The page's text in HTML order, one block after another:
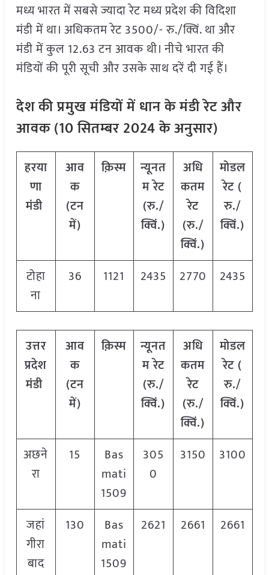
मध्य भारत में सबसे ज्यादा रेट मध्य प्रदेश की विदिशा
मंडी में था। अधिकतम रेट 3500/- रु./क्विं. था और
मंडी में कुल 12.63 टन आवक थी। नीचे भारत की
मंडियों की पूरी सूची और उसके साथ दरें दी गई हैं।
देश की प्रमुख मंडियों में धान के मंडी रेट और
आवक (10सितम्बर2024के अनुसार)
हरया
णा
मंडी
आव
क
(टन
में)
क़िस्म
न्यूनत
म रेट
(रु./
क्विं.)
अधि
कतम
रेट
(रु./
क्विं.)
मोडल
रेट (
रु./
क्विं.)
टोहा
ना
36 1121 2435 2770 2435
उत्तर
प्रदेश
मंडी
आव
क
(टन
में)
क़िस्म
न्यूनत
म रेट
(रु./
क्विं.)
अधि
कतम
रेट
(रु./
क्विं.)
मोडल
रेट (
रु./
क्विं.)
अछने
रा
15
Bas
mati
1509
305
0
3150 3100
जहां
गीरा
बाद
130
Bas
mati
1509
2621 2661 2661